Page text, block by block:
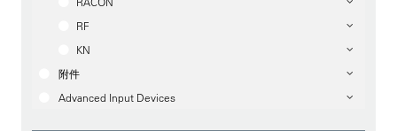
RF
KN
附件
Advanced Input Devices